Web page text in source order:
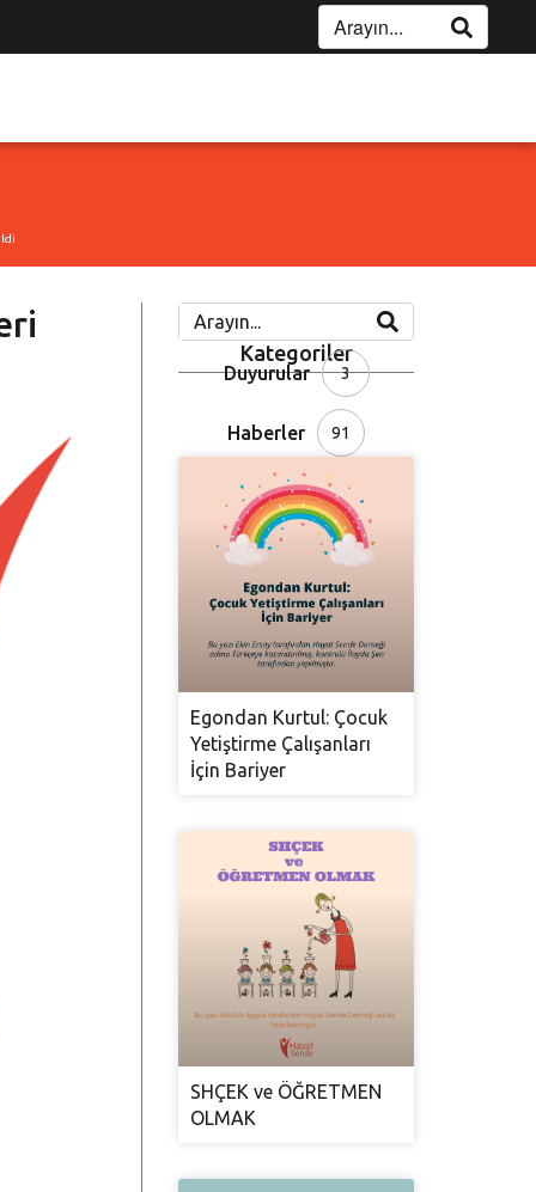
Kategoriler
Duyurular 3
Haberler 91
Egondan Kurtul: Çocuk
Yetiştirme Çalışanları
İçin Bariyer
SHÇEK ve ÖĞRETMEN
OLMAK